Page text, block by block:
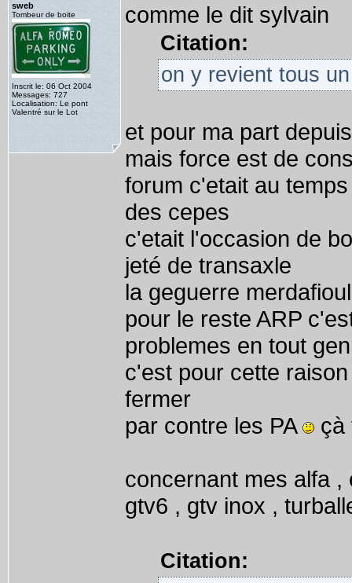
sweb
Tombeur de boite
Inscrit le: 06 Oct 2004
Messages: 727
Localisation: Le pont
Valentré sur le Lot
comme le dit sylvain
Citation:
on y revient tous
et pour ma part
mais force est de
forum c'etait au
des cepes
c'etait l'occasion de
jeté de transaxle
la geguerre
pour le reste ARP
problemes en tout
c'est pour cette
fermer
par contre les PA
çà
concernant mes alfa
gtv6 , gtv inox ,
Citation: